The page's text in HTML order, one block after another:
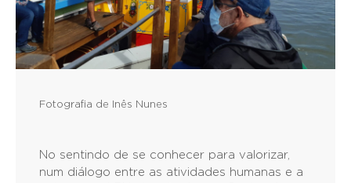
Fotografia de Inês Nunes
No sentindo de se conhecer para valorizar,
num diálogo entre as atividades humanas e a